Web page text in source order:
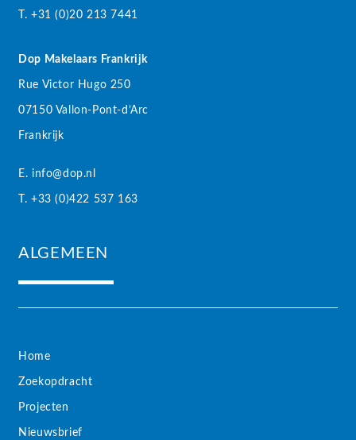
T. +31 (0)20 213 7441
Dop Makelaars Frankrijk
Rue Victor Hugo 250
07150 Vallon-Pont-d’Arc
Frankrijk
E. info@dop.nl
T. +33 (0)422 537 163
ALGEMEEN
Home
Zoekopdracht
Projecten
Nieuwsbrief